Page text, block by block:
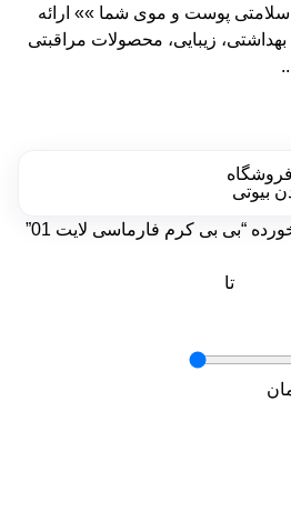
پوست و موی شما »» ارائه
بهداشتی، زیبایی، محصولات مراقبتی
“بی بی کرم فارماسی لایت 01”
تا